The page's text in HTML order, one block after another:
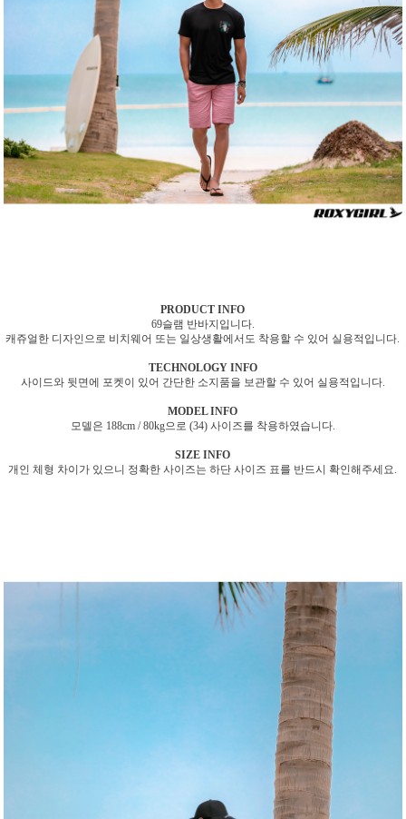
PRODUCT INFO
69슬램 반바지입니다.
캐쥬얼한 디자인으로 비치웨어 또는 일상생활에서도 착용할 수 있어 실용적입니다.
TECHNOLOGY INFO
사이드와 뒷면에 포켓이 있어 간단한 소지품을 보관할 수 있어 실용적입니다.
MODEL INFO
모델은 188cm / 80kg으로 (34) 사이즈를 착용하였습니다.
SIZE INFO
개인 체형 차이가 있으니 정확한 사이즈는 하단 사이즈 표를 반드시 확인해주세요.